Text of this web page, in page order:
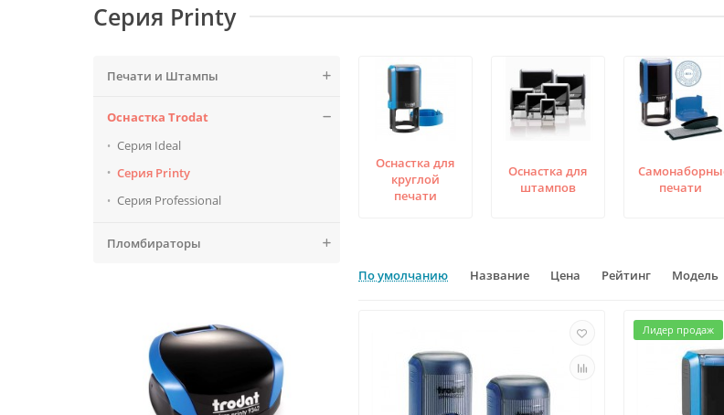
Серия Printy
Печати и Штампы
Оснастка Trodat
Серия Ideal
Серия Printy
Серия Professional
Пломбираторы
Оснастка для
круглой
печати
Оснастка для
штампов
печати
По умолчанию Название Цена Рейтинг Модель
Лидер продаж